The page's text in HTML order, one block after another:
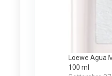
Loewe Agua
100 ml